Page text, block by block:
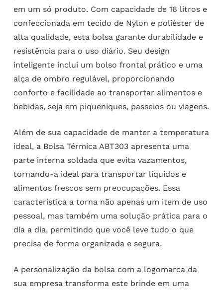
em um só produto. Com capacidade de 16 litros e
confeccionada em tecido de Nylon e poliéster de
alta qualidade, esta bolsa garante durabilidade e
resistência para o uso diário. Seu design
inteligente inclui um bolso frontal prático e uma
alça de ombro regulável, proporcionando
conforto e facilidade ao transportar alimentos e
bebidas, seja em piqueniques, passeios ou viagens.
Além de sua capacidade de manter a temperatura
ideal, a Bolsa Térmica ABT303 apresenta uma
parte interna soldada que evita vazamentos,
tornando-a ideal para transportar líquidos e
alimentos frescos sem preocupações. Essa
característica a torna não apenas um item de uso
pessoal, mas também uma solução prática para o
dia a dia, permitindo que você leve tudo o que
precisa de forma organizada e segura.
A personalização da bolsa com a logomarca da
sua empresa transforma este brinde em uma